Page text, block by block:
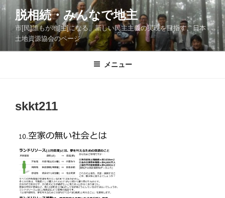
コ
ツ
脱相続・みんなで地主
市[民]誰もが地[主]になる、新しい民主主義の実現を目指す、日本
土地資源協会のページ
メニュー
skkt211